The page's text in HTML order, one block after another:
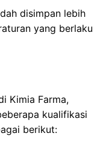
disimpan lebih
yang berlaku
Kimia Farma,
kualifikasi
berikut: